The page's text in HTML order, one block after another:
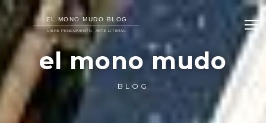
el mono mudo
BLOG